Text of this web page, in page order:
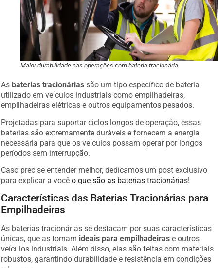
Maior durabilidade nas operações com bateria tracionária
As baterias tracionárias são um tipo específico de bateria
utilizado em veículos industriais como empilhadeiras,
empilhadeiras elétricas e outros equipamentos pesados.
Projetadas para suportar ciclos longos de operação, essas
baterias são extremamente duráveis e fornecem a energia
necessária para que os veículos possam operar por longos
períodos sem interrupção.
Caso precise entender melhor, dedicamos um post exclusivo
para explicar a vocêo que são as baterias tracionárias!
Características das Baterias Tracionárias para
Empilhadeiras
As baterias tracionárias se destacam por suas características
únicas, que as tornam ideais para empilhadeiras e outros
veículos industriais. Além disso, elas são feitas com materiais
robustos, garantindo durabilidade e resistência em condições